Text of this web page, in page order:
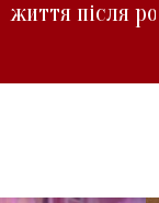
життя після